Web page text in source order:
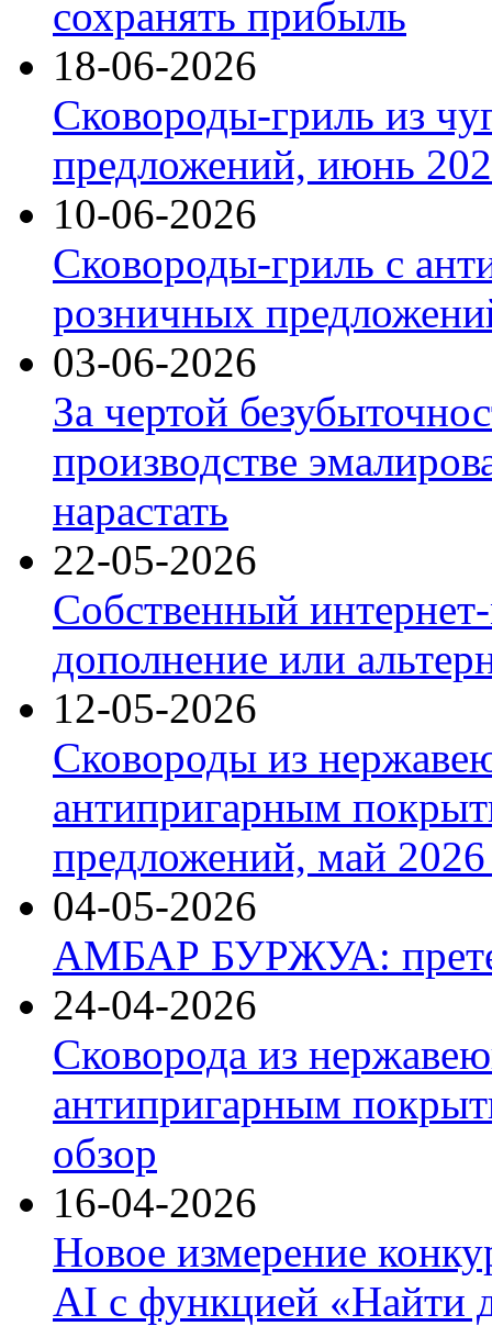
сохранять прибыль
18-06-2026
Сковороды-гриль из
предложений, июнь
10-06-2026
Сковороды-гриль с
розничных
03-06-2026
За чертой
производстве
нарастать
22-05-2026
Собственный
дополнение или
12-05-2026
Сковороды из
антипригарным
предложений, май 2026
04-05-2026
АМБАР БУРЖУА:
24-04-2026
Сковорода из
антипригарным
обзор
16-04-2026
Новое измерение
AI с функцией «Найти